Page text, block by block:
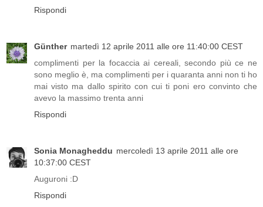
Rispondi
Günther martedì 12 aprile 2011 alle ore 11:40:00 CEST
complimenti per la focaccia ai cereali, secondo più ce ne
sono meglio è, ma complimenti per i quaranta anni non ti ho
mai visto ma dallo spirito con cui ti poni ero convinto che
avevo la massimo trenta anni
Rispondi
Sonia Monagheddu mercoledì 13 aprile 2011 alle ore
10:37:00 CEST
Auguroni :D
Rispondi